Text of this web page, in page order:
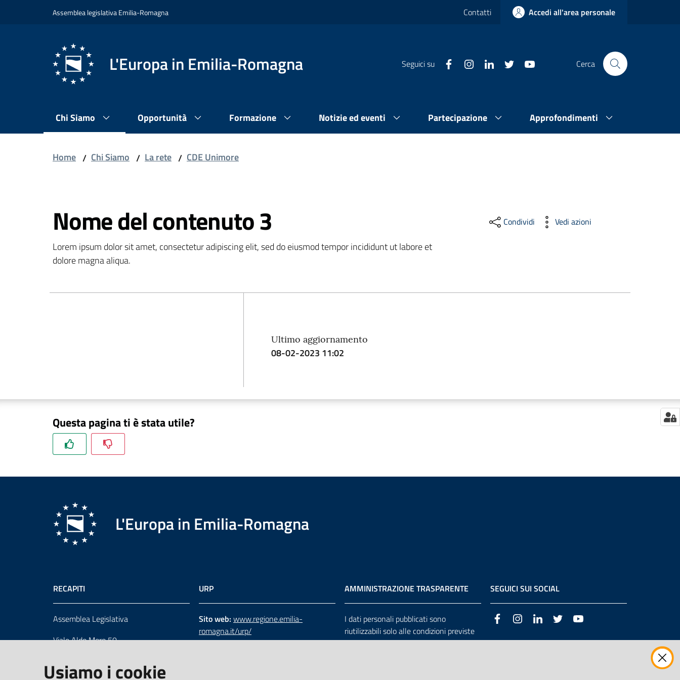
Vai al contenuto
Vai alla navigazioneAssemblea legislativa Emilia-Romagna Contatti Accedi all'area personale
L'Europa in Emilia-Romagna Seguici su Cerca
Chi Siamo Opportunità Formazione Notizie ed eventi Partecipazione Approfondimenti
Home / Chi Siamo / La rete / CDE Unimore
Nome del contenuto 3
Lorem ipsum dolor sit amet, consectetur adipiscing elit, sed do eiusmod tempor incididunt ut labore et
dolore magna aliqua.
Condividi Vedi azioni
Ultimo aggiornamento
08-02-2023 11:02
Questa pagina ti è stata utile?
L'Europa in Emilia-Romagna
RECAPITI
Assemblea Legislativa
Viale Aldo Moro 50
Centralino 051 5275226
Cerca telefoni e indirizzi
URP
Sito web: www.regione.emilia-
romagna.it/urp/
Numero verde:800.66.22.00
AMMINISTRAZIONE TRASPARENTE
I dati personali pubblicati sono
riutilizzabili solo alle condizioni previste
dalla direttiva comunitaria 2003/98/CE
SEGUICI SUI SOCIAL
FacebookInstagramLinkedIn Twitter
Usiamo i cookie